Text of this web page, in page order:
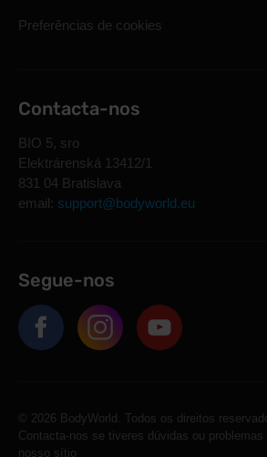
Preferências de cookies
Contacta-nos
BIO 5, sro
Elektrárenská 13412/1
831 04 Bratislava
email: support@bodyworld.eu
Segue-nos
© 2026 BodyWorld. Todos os direitos
Contacta-nos se tiveres dúvidas ou
nosso sítio